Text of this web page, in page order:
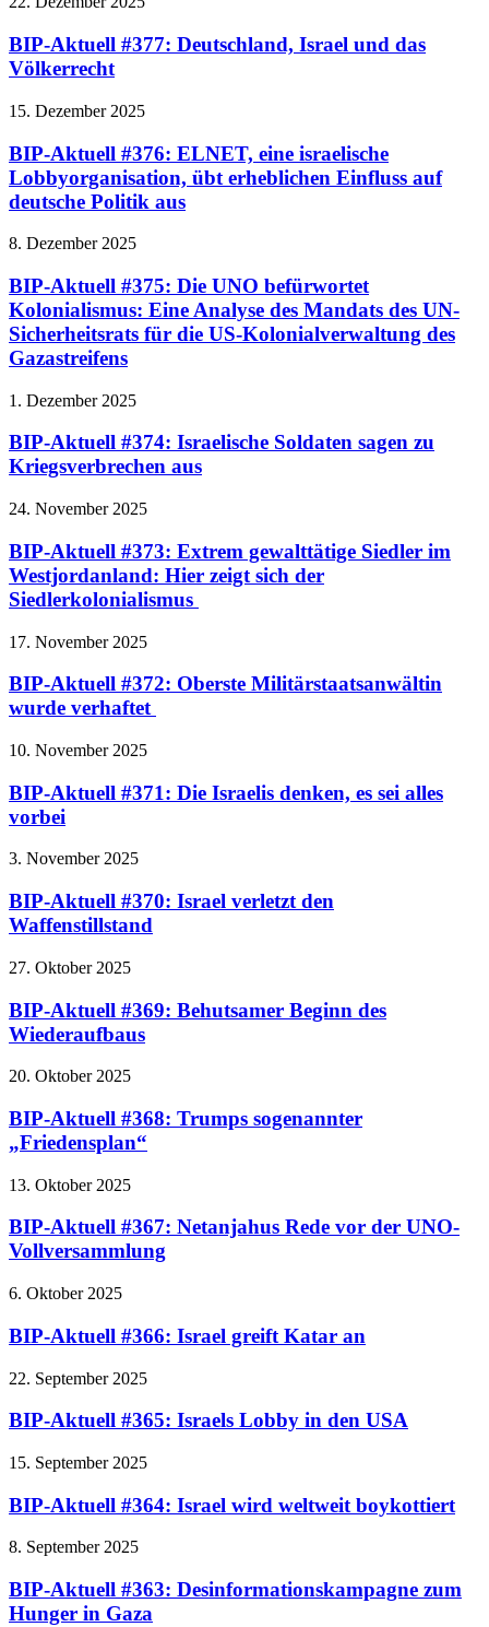
BIP-Aktuell #377: Deutschland, Israel und das
Völkerrecht
15. Dezember 2025
BIP-Aktuell #376: ELNET, eine israelische
Lobbyorganisation, übt erheblichen Einfluss auf
deutsche Politik aus
8. Dezember 2025
BIP-Aktuell #375: Die UNO befürwortet
Kolonialismus: Eine Analyse des Mandats des UN-
Sicherheitsrats für die US-Kolonialverwaltung des
Gazastreifens
1. Dezember 2025
BIP-Aktuell #374: Israelische Soldaten sagen zu
Kriegsverbrechen aus
24. November 2025
BIP-Aktuell #373: Extrem gewalttätige Siedler im
Westjordanland: Hier zeigt sich der
Siedlerkolonialismus
17. November 2025
BIP-Aktuell #372: Oberste Militärstaatsanwältin
wurde verhaftet
10. November 2025
BIP-Aktuell #371: Die Israelis denken, es sei alles
vorbei
3. November 2025
BIP-Aktuell #370: Israel verletzt den
Waffenstillstand
27. Oktober 2025
BIP-Aktuell #369: Behutsamer Beginn des
Wiederaufbaus
20. Oktober 2025
BIP-Aktuell #368: Trumps sogenannter
„Friedensplan“
13. Oktober 2025
BIP-Aktuell #367: Netanjahus Rede vor der UNO-
Vollversammlung
6. Oktober 2025
BIP-Aktuell #366: Israel greift Katar an
22. September 2025
BIP-Aktuell #365: Israels Lobby in den USA
15. September 2025
BIP-Aktuell #364: Israel wird weltweit boykottiert
8. September 2025
BIP-Aktuell #363: Desinformationskampagne zum
Hunger in Gaza